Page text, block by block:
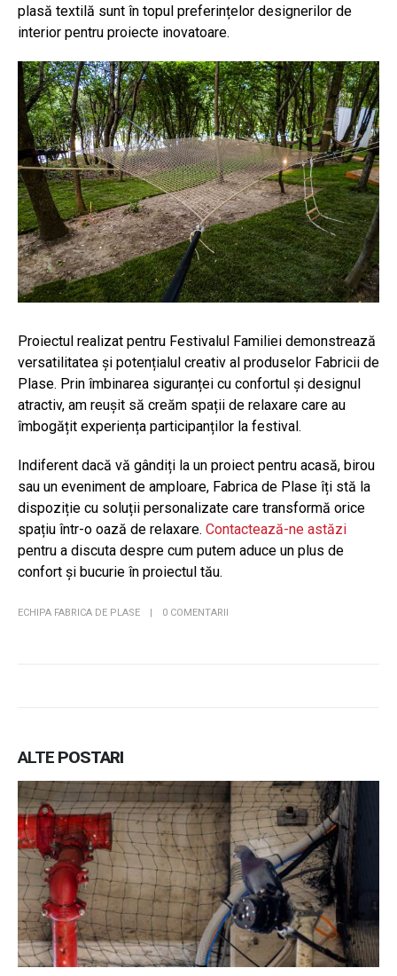
plasă textilă sunt în topul preferințelor designerilor de
interior pentru proiecte inovatoare.
Proiectul realizat pentru Festivalul Familiei demonstrează
versatilitatea și potențialul creativ al produselor Fabricii de
Plase. Prin îmbinarea siguranței cu confortul și designul
atractiv, am reușit să creăm spații de relaxare care au
îmbogățit experiența participanților la festival.
Indiferent dacă vă gândiți la un proiect pentru acasă, birou
sau un eveniment de amploare, Fabrica de Plase îți stă la
dispoziție cu soluții personalizate care transformă orice
spațiu într-o oază de relaxare. Contactează-ne astăzi
pentru a discuta despre cum putem aduce un plus de
confort și bucurie în proiectul tău.
ECHIPA FABRICA DE PLASE 0 COMENTARII
ALTE POSTARI